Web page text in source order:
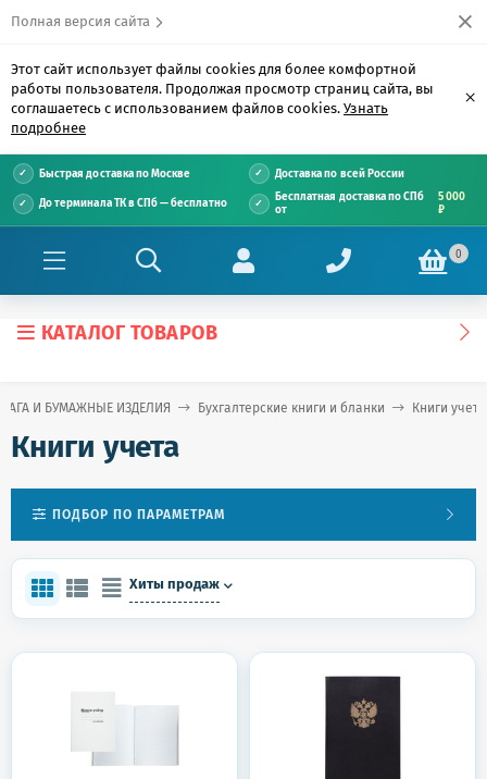
Полная версия сайта
Этот сайт использует файлы cookies для более комфортной
работы пользователя. Продолжая просмотр страниц сайта, вы
соглашаетесь с использованием файлов cookies. Узнать
подробнее
×
Быстрая доставка по Москве Доставка по всей России
До терминала ТК в СПб — бесплатно
Бесплатная доставка по СПб
от
5 000
₽
0
КАТАЛОГ ТОВАРОВ
И БУМАЖНЫЕ ИЗДЕЛИЯ Бухгалтерские книги и бланки Книги учета
Книги учета
ПОДБОР ПО ПАРАМЕТРАМ
Хиты продаж